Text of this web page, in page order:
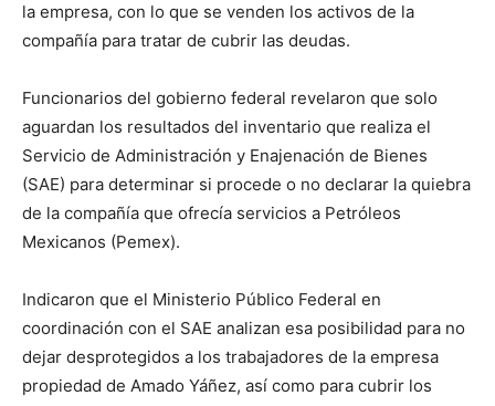
la empresa, con lo que se venden los activos de la
compañía para tratar de cubrir las deudas.
Funcionarios del gobierno federal revelaron que solo
aguardan los resultados del inventario que realiza el
Servicio de Administración y Enajenación de Bienes
(SAE) para determinar si procede o no declarar la quiebra
de la compañía que ofrecía servicios a Petróleos
Mexicanos (Pemex).
Indicaron que el Ministerio Público Federal en
coordinación con el SAE analizan esa posibilidad para no
dejar desprotegidos a los trabajadores de la empresa
propiedad de Amado Yáñez, así como para cubrir los